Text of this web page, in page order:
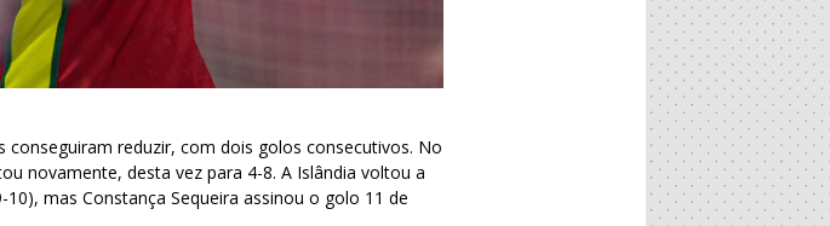
reduzir, com dois golos consecutivos. No
novamente, desta vez para 4-8. A Islândia voltou a
mas Constança Sequeira assinou o golo 11 de